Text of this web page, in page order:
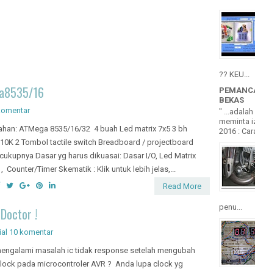
16
ATMega 8535/16/32 4 buah Led matrix 7x5 3 bh
2 Tombol tactile switch Breadboard / projectboard
Dasar yg harus dikuasai: Dasar I/O, Led Matrix
Counter/Timer Skematik : Klik untuk lebih jelas,...
Read More
!
10 komentar
masalah ic tidak response setelah mengubah
pada microcontroler AVR ? Anda lupa clock yg
?? KEU...
BEKAS
"
meminta
2016 :
penu...